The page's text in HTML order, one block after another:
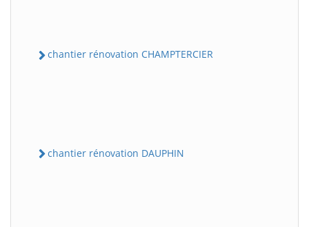
chantier rénovation CHAMPTERCIER
chantier rénovation DAUPHIN